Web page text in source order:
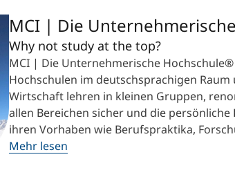
MCI | Die
Why not study at the top?
MCI | Die Unternehmerische
Hochschulen im deutschsprachigen
Wirtschaft lehren in kleinen Gruppen,
allen Bereichen sicher und die
ihren Vorhaben wie Berufspraktika,
Mehr lesen